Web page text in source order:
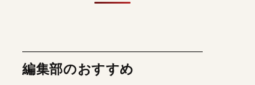
編集部のおすすめ